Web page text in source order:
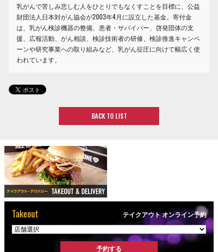
乳がんで苦しみ悲しむ人をひとりでもなくすことを目標に、公益
財団法人日本対がん協会が2003年4月に設立した基金。寄付金
は、乳がん検診機器の整備、患者・サバイバー、啓発団体の支
援、広報活動、がん相談、検診技術者の研修、検診推進キャンペ
ーンや研究事業への取り組みなど、乳がん征圧に向けて幅広く使
われています。
BACK TO LIST
Takeout テイクアウト オンライン予約